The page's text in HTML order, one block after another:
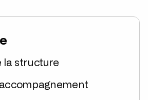
la structure